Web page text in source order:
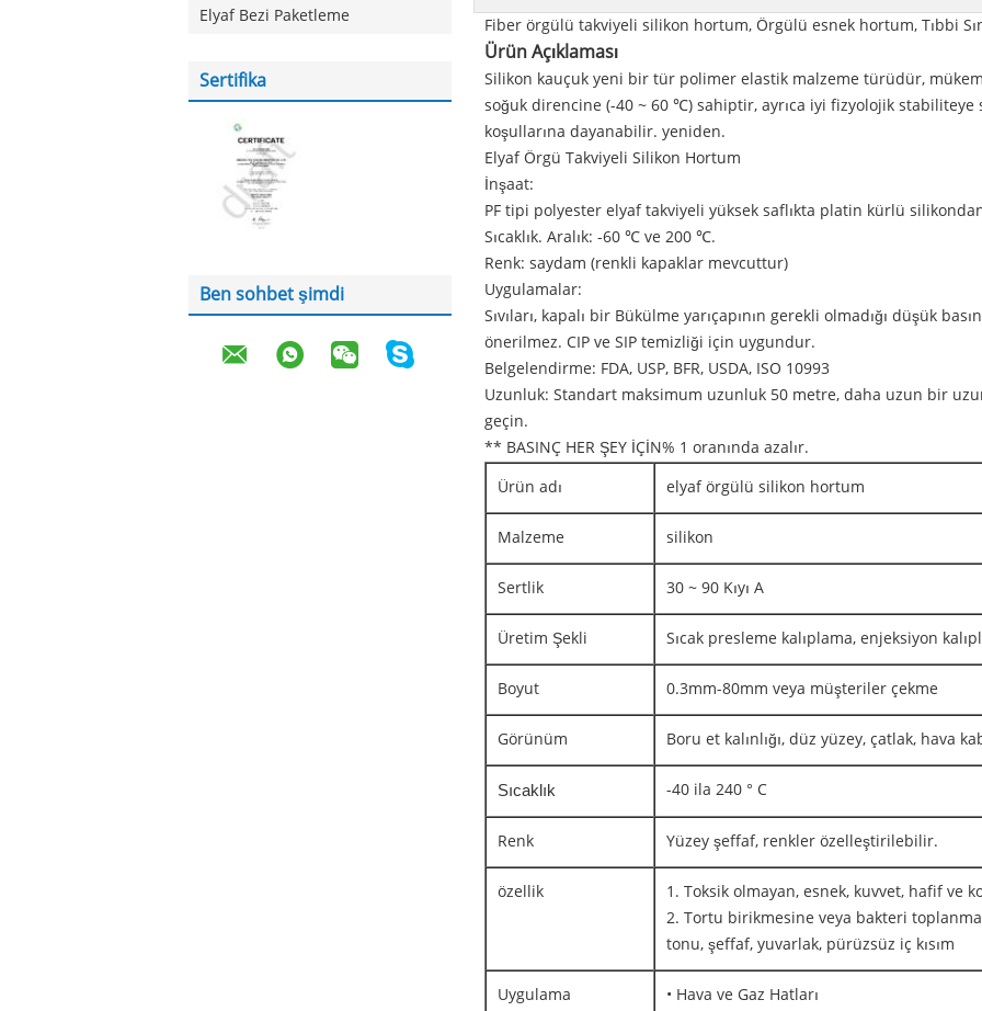
Elyaf Bezi Paketleme
Sertifika
Ben sohbet şimdi
Fiber örgülü takviyeli silikon hortum, Örgülü esnek hortum, Tıbbi
Ürün Açıklaması
Silikon kauçuk yeni bir tür polimer elastik malzeme türüdür,
soğuk direncine (-40 ~ 60 ℃) sahiptir, ayrıca iyi fizyolojik
koşullarına dayanabilir. yeniden.
Elyaf Örgü Takviyeli Silikon Hortum
İnşaat:
PF tipi polyester elyaf takviyeli yüksek saflıkta platin kürlü
Sıcaklık. Aralık: -60 ℃ ve 200 ℃.
Renk: saydam (renkli kapaklar mevcuttur)
Uygulamalar:
Sıvıları, kapalı bir Bükülme yarıçapının gerekli olmadığı düşük
önerilmez. CIP ve SIP temizliği için uygundur.
Belgelendirme: FDA, USP, BFR, USDA, ISO 10993
Uzunluk: Standart maksimum uzunluk 50 metre, daha uzun bir
geçin.
** BASINÇ HER ŞEY İÇİN% 1 oranında azalır.
Ürün adı elyaf örgülü silikon hortum
Malzeme silikon
Sertlik 30 ~ 90 Kıyı A
Üretim Şekli Sıcak presleme kalıplama, enjeksiyon
Boyut 0.3mm-80mm veya müşteriler çekme
Görünüm Boru et kalınlığı, düz yüzey, çatlak, hava
Sıcaklık -40 ila 240 ° C
Renk Yüzey şeffaf, renkler özelleştirilebilir.
özellik
1. Toksik olmayan, esnek, kuvvet, hafif ve
2. Tortu birikmesine veya bakteri
tonu, şeffaf, yuvarlak, pürüzsüz iç kısım
Uygulama
• Hava ve Gaz Hatları